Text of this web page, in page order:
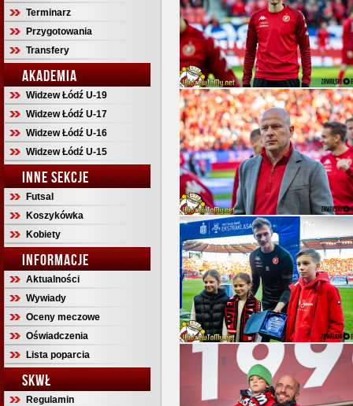
Terminarz
Przygotowania
Transfery
AKADEMIA
Widzew Łódź U-19
Widzew Łódź U-17
Widzew Łódź U-16
Widzew Łódź U-15
INNE SEKCJE
Futsal
Koszykówka
Kobiety
INFORMACJE
Aktualności
Wywiady
Oceny meczowe
Oświadczenia
Lista poparcia
SKWŁ
Regulamin